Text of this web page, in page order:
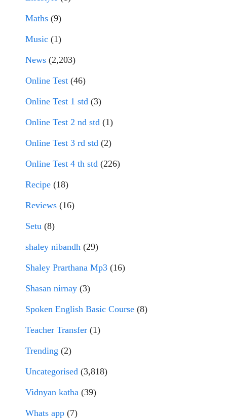
Maths (9)
Music (1)
News (2,203)
Online Test (46)
Online Test 1 std (3)
Online Test 2 nd std (1)
Online Test 3 rd std (2)
Online Test 4 th std (226)
Recipe (18)
Reviews (16)
Setu (8)
shaley nibandh (29)
Shaley Prarthana Mp3 (16)
Shasan nirnay (3)
Spoken English Basic Course (8)
Teacher Transfer (1)
Trending (2)
Uncategorised (3,818)
Vidnyan katha (39)
Whats app (7)